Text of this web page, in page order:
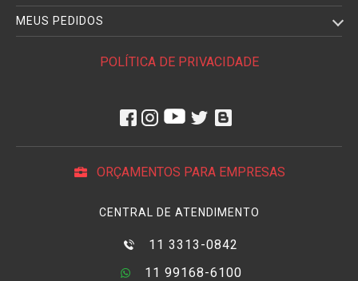
MEUS PEDIDOS
POLÍTICA DE PRIVACIDADE
ORÇAMENTOS PARA EMPRESAS
CENTRAL DE ATENDIMENTO
11 3313-0842
11 99168-6100